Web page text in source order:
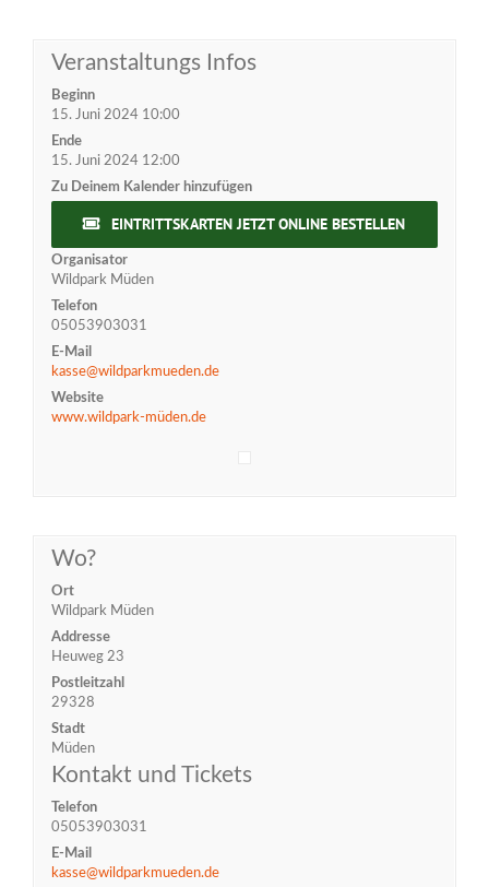
Veranstaltungs Infos
Beginn
15. Juni 2024 10:00
Ende
15. Juni 2024 12:00
Zu Deinem Kalender hinzufügen
EINTRITTSKARTEN JETZT ONLINE BESTELLEN
Organisator
Wildpark Müden
Telefon
05053903031
E-Mail
kasse@wildparkmueden.de
Website
www.wildpark-müden.de
Wo?
Ort
Wildpark Müden
Addresse
Heuweg 23
Postleitzahl
29328
Stadt
Müden
Kontakt und Tickets
Telefon
05053903031
E-Mail
kasse@wildparkmueden.de